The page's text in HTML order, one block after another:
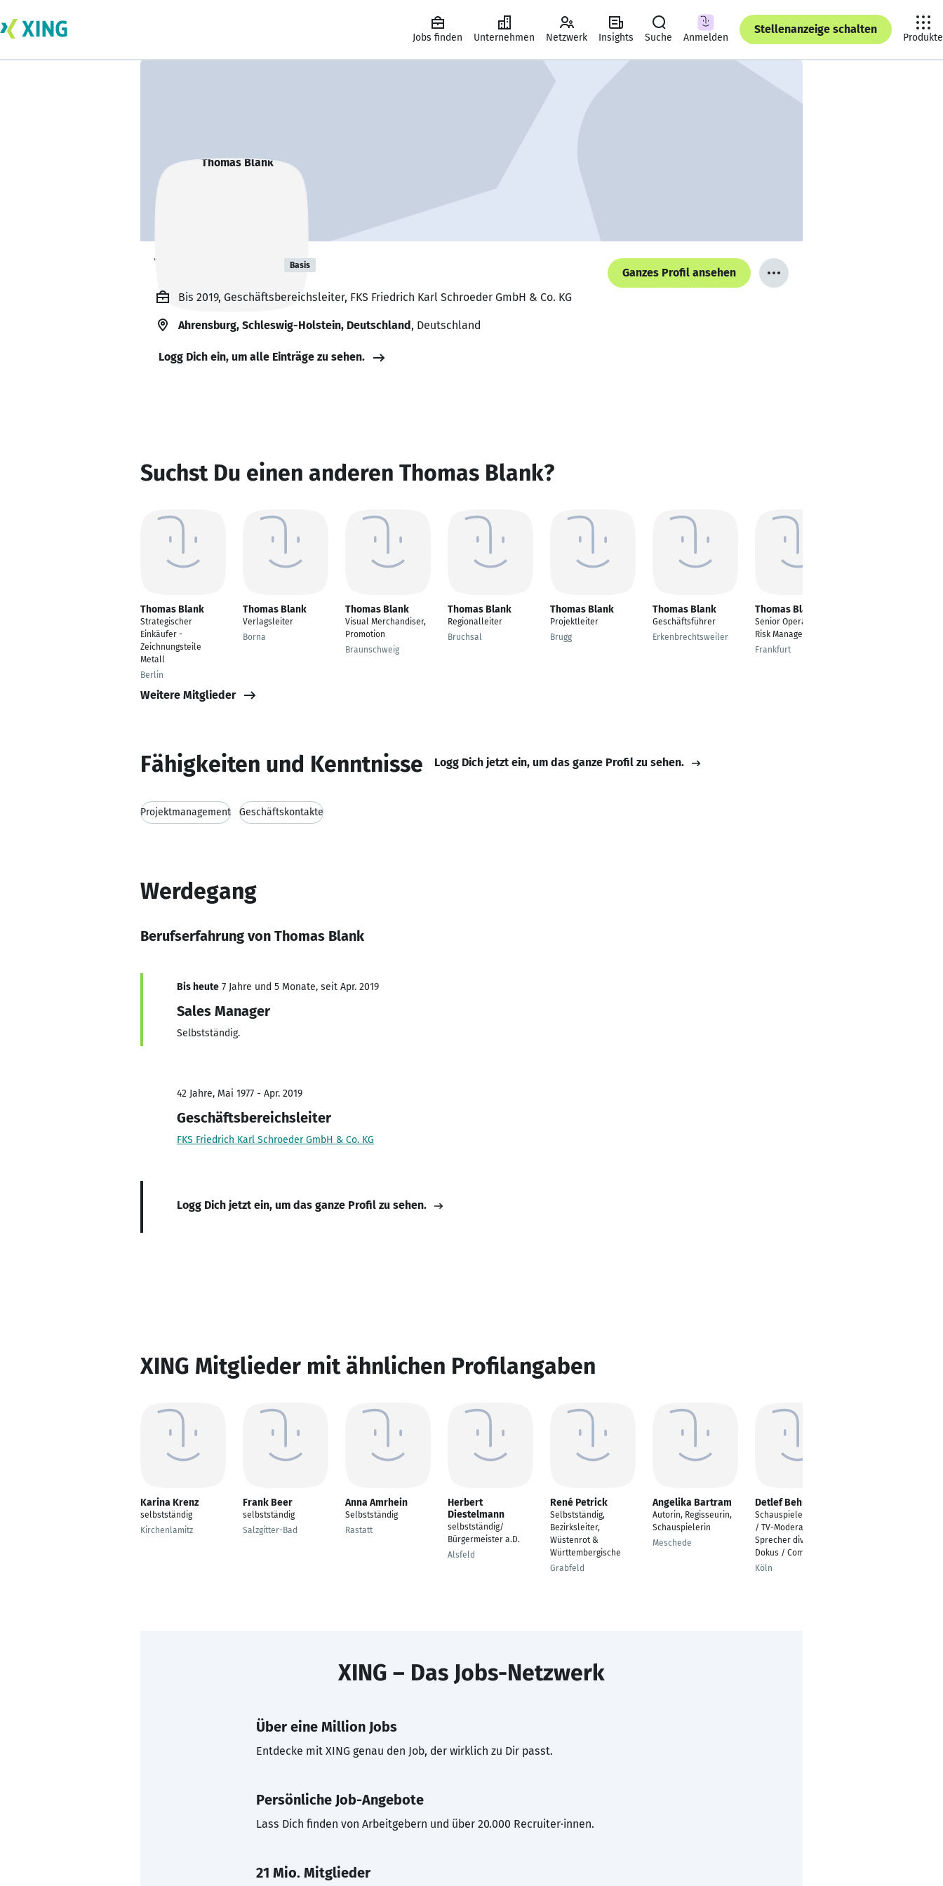
Jobs finden Unternehmen Netzwerk Insights Suche Anmelden
Stellenanzeige schalten
Produkte
Thomas Blank Basis
Ganzes Profil ansehen
Bis 2019, Geschäftsbereichsleiter, FKS Friedrich Karl Schroeder GmbH & Co. KG
Ahrensburg, Schleswig-Holstein, Deutschland, Deutschland
Logg Dich ein, um alle Einträge zu sehen.
Suchst Du einen anderen Thomas Blank?
Thomas Blank
Strategischer
Einkäufer -
Zeichnungsteile
Metall
Berlin
Thomas Blank
Verlagsleiter
Borna
Thomas Blank
Visual Merchandiser,
Promotion
Braunschweig
Thomas Blank
Regionalleiter
Bruchsal
Thomas Blank
Projektleiter
Brugg
Thomas Blank
Geschäftsführer
Erkenbrechtsweiler
Thomas Blank
Senior Operational
Risk Manager
Frankfurt
Weitere Mitglieder
Fähigkeiten und Kenntnisse Logg Dich jetzt ein, um das ganze Profil zu sehen.
Projektmanagement Geschäftskontakte
Werdegang
Berufserfahrung von Thomas Blank
Bis heute 7 Jahre und 5 Monate, seit Apr. 2019
Sales Manager
Selbstständig.
42 Jahre, Mai 1977 - Apr. 2019
Geschäftsbereichsleiter
FKS Friedrich Karl Schroeder GmbH & Co. KG
Logg Dich jetzt ein, um das ganze Profil zu sehen.
XING Mitglieder mit ähnlichen Profilangaben
Karina Krenz
selbstständig
Kirchenlamitz
Frank Beer
selbstständig
Salzgitter-Bad
Anna Amrhein
Selbstständig
Rastatt
Herbert
Diestelmann
selbstständig/
Bürgermeister a.D.
Alsfeld
René Petrick
Selbstständig,
Bezirksleiter,
Wüstenrot &
Württembergische
Grabfeld
Angelika Bartram
Autorin, Regisseurin,
Schauspielerin
Meschede
Detlef Behr
Schauspieler TV-Film
/ TV-Moderator / Off-
Sprecher diverse
Dokus / Commercials
Köln
XING – Das Jobs-Netzwerk
Über eine Million Jobs
Entdecke mit XING genau den Job, der wirklich zu Dir passt.
Persönliche Job-Angebote
Lass Dich finden von Arbeitgebern und über 20.000 Recruiter·innen.
21 Mio. Mitglieder